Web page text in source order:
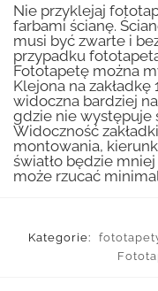
Nie przyklejaj
farbami ścianę.
musi być zwarte i
przypadku
Fototapetę można
Klejona na zakładkę
widoczna bardziej
gdzie nie występuje
Widoczność
montowania,
światło będzie
może rzucać
Kategorie: